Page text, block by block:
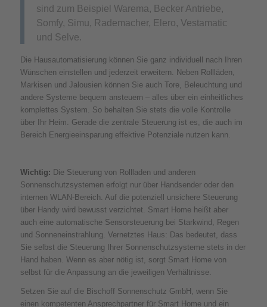
sind zum Beispiel Warema, Becker Antriebe,
Somfy, Simu, Rademacher, Elero, Vestamatic
und Selve.
Die Hausautomatisierung können Sie ganz individuell nach Ihren
Wünschen einstellen und jederzeit erweitern. Neben Rollläden,
Markisen und Jalousien können Sie auch Tore, Beleuchtung und
andere Systeme bequem ansteuern – alles über ein einheitliches
komplettes System. So behalten Sie stets die volle Kontrolle
über Ihr Heim. Gerade die zentrale Steuerung ist es, die auch im
Bereich Energieeinsparung effektive Potenziale nutzen kann.
Wichtig: Die Steuerung von Rollladen und anderen
Sonnenschutzsystemen erfolgt nur über Handsender oder den
internen WLAN-Bereich. Auf die potenziell unsichere Steuerung
über Handy wird bewusst verzichtet. Smart Home heißt aber
auch eine automatische Sensorsteuerung bei Starkwind, Regen
und Sonneneinstrahlung. Vernetztes Haus: Das bedeutet, dass
Sie selbst die Steuerung Ihrer Sonnenschutzsysteme stets in der
Hand haben. Wenn es aber nötig ist, sorgt Smart Home von
selbst für die Anpassung an die jeweiligen Verhältnisse.
Setzen Sie auf die Bischoff Sonnenschutz GmbH, wenn Sie
einen kompetenten Ansprechpartner für Smart Home und ein